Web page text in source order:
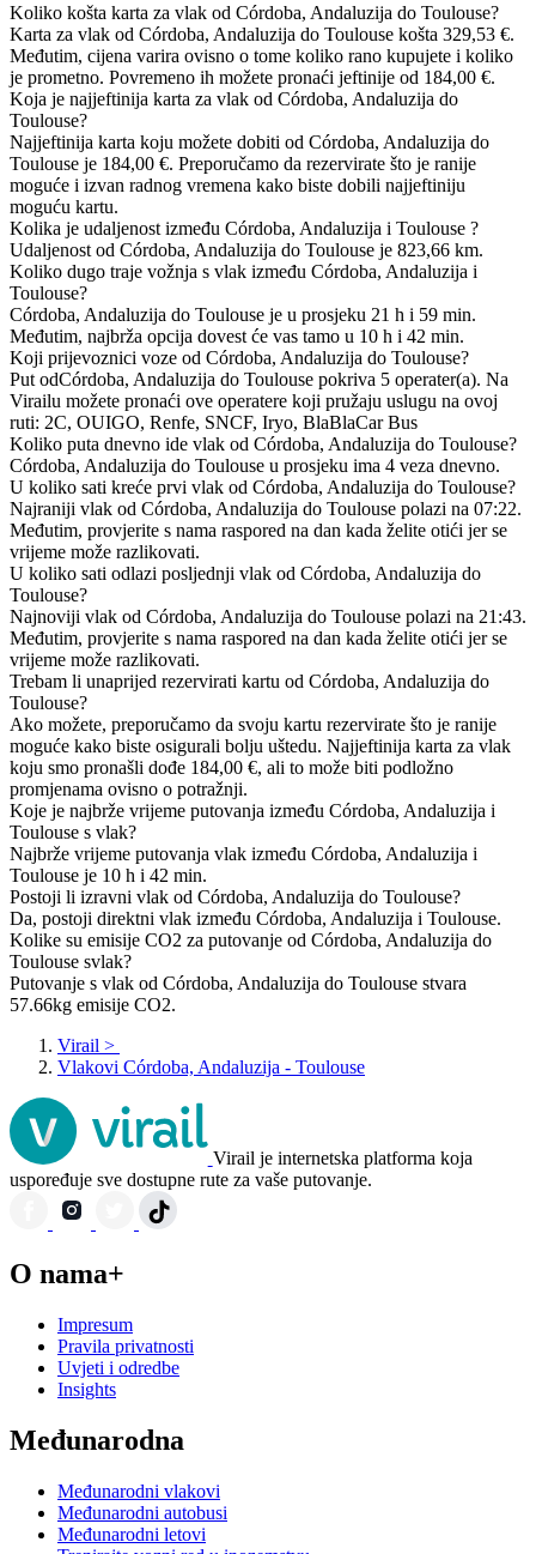
Koliko košta karta za vlak od Córdoba, Andaluzija do Toulouse?
Karta za vlak od Córdoba, Andaluzija do Toulouse košta 329,53 €.
Međutim, cijena varira ovisno o tome koliko rano kupujete i koliko
je prometno. Povremeno ih možete pronaći jeftinije od 184,00 €.
Koja je najjeftinija karta za vlak od Córdoba, Andaluzija do
Toulouse?
Najjeftinija karta koju možete dobiti od Córdoba, Andaluzija do
Toulouse je 184,00 €. Preporučamo da rezervirate što je ranije
moguće i izvan radnog vremena kako biste dobili najjeftiniju
moguću kartu.
Kolika je udaljenost između Córdoba, Andaluzija i Toulouse ?
Udaljenost od Córdoba, Andaluzija do Toulouse je 823,66 km.
Koliko dugo traje vožnja s vlak između Córdoba, Andaluzija i
Toulouse?
Córdoba, Andaluzija do Toulouse je u prosjeku 21 h i 59 min.
Međutim, najbrža opcija dovest će vas tamo u 10 h i 42 min.
Koji prijevoznici voze od Córdoba, Andaluzija do Toulouse?
Put odCórdoba, Andaluzija do Toulouse pokriva 5 operater(a). Na
Virailu možete pronaći ove operatere koji pružaju uslugu na ovoj
ruti: 2C, OUIGO, Renfe, SNCF, Iryo, BlaBlaCar Bus
Koliko puta dnevno ide vlak od Córdoba, Andaluzija do Toulouse?
Córdoba, Andaluzija do Toulouse u prosjeku ima 4 veza dnevno.
U koliko sati kreće prvi vlak od Córdoba, Andaluzija do Toulouse?
Najraniji vlak od Córdoba, Andaluzija do Toulouse polazi na 07:22.
Međutim, provjerite s nama raspored na dan kada želite otići jer se
vrijeme može razlikovati.
U koliko sati odlazi posljednji vlak od Córdoba, Andaluzija do
Toulouse?
Najnoviji vlak od Córdoba, Andaluzija do Toulouse polazi na 21:43.
Međutim, provjerite s nama raspored na dan kada želite otići jer se
vrijeme može razlikovati.
Trebam li unaprijed rezervirati kartu od Córdoba, Andaluzija do
Toulouse?
Ako možete, preporučamo da svoju kartu rezervirate što je ranije
moguće kako biste osigurali bolju uštedu. Najjeftinija karta za vlak
koju smo pronašli dođe 184,00 €, ali to može biti podložno
promjenama ovisno o potražnji.
Koje je najbrže vrijeme putovanja između Córdoba, Andaluzija i
Toulouse s vlak?
Najbrže vrijeme putovanja vlak između Córdoba, Andaluzija i
Toulouse je 10 h i 42 min.
Postoji li izravni vlak od Córdoba, Andaluzija do Toulouse?
Da, postoji direktni vlak između Córdoba, Andaluzija i Toulouse.
Kolike su emisije CO2 za putovanje od Córdoba, Andaluzija do
Toulouse svlak?
Putovanje s vlak od Córdoba, Andaluzija do Toulouse stvara
57.66kg emisije CO2.
Virail >
Vlakovi Córdoba, Andaluzija - Toulouse
Virail je internetska platforma koja
uspoređuje sve dostupne rute za vaše putovanje.
O nama+
Impresum
Pravila privatnosti
Uvjeti i odredbe
Insights
Međunarodna
Međunarodni vlakovi
Međunarodni autobusi
Međunarodni letovi